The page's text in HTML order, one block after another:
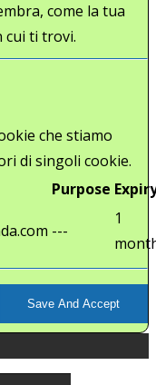
come la tua
cui ti trovi.
che stiamo
di singoli cookie.
Purpose
---
1
Save And Accept